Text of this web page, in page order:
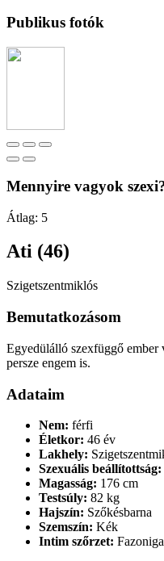
Publikus fotók
Mennyire vagyok
Átlag: 5
Ati (46)
Szigetszentmiklós
Bemutatkozásom
Egyedülálló szexfüggő
persze engem is.
Adataim
Nem: férfi
Életkor: 46 év
Lakhely:
Szexuális beállítottság:
Magasság: 176 cm
Testsúly: 82 kg
Hajszín: Szőkésbarna
Szemszín: Kék
Intim szőrzet: